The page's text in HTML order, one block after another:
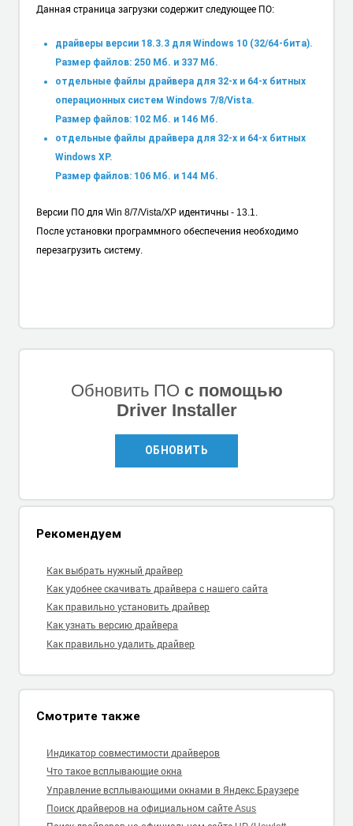
Данная страница загрузки содержит следующее ПО:
драйверы версии 18.3.3 для Windows 10 (32/64-бита).
Размер файлов: 250 Мб. и 337 Мб.
отдельные файлы драйвера для 32-х и 64-х битных
операционных систем Windows 7/8/Vista.
Размер файлов: 102 Мб. и 146 Мб.
отдельные файлы драйвера для 32-х и 64-х битных
Windows XP.
Размер файлов: 106 Мб. и 144 Мб.
Версии ПО для Win 8/7/Vista/XP идентичны - 13.1.
После установки программного обеспечения необходимо
перезагрузить систему.
Обновить ПО с помощью
Driver Installer
ОБНОВИТЬ
Рекомендуем
Как выбрать нужный драйвер
Как удобнее скачивать драйвера с нашего сайта
Как правильно установить драйвер
Как узнать версию драйвера
Как правильно удалить драйвер
Смотрите также
Индикатор совместимости драйверов
Что такое всплывающие окна
Управление всплывающими окнами в Яндекс.Браузере
Поиск драйверов на официальном сайте Asus